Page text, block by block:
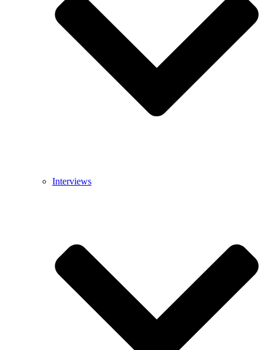
Interviews